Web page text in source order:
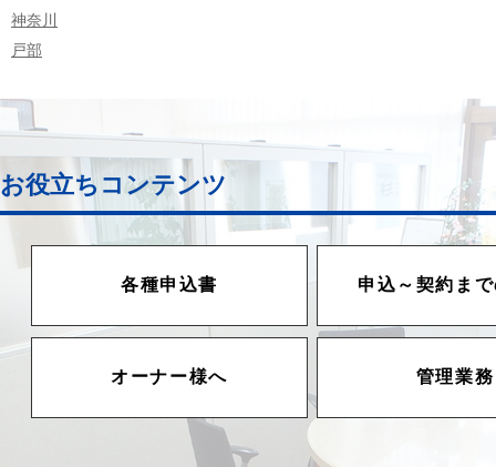
神奈川
戸部
お役立ちコンテンツ
各種申込書 申込～契約ま
オーナー様へ 管理業務